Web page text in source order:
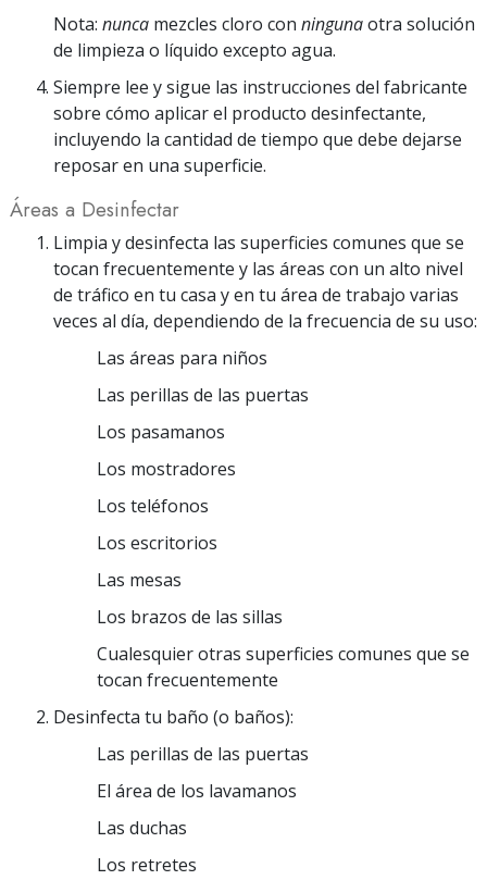
Nota: nunca mezcles cloro con ningunaotra solución
de limpieza o líquido excepto agua.
Siempre lee y sigue las instrucciones del fabricante
sobre cómo aplicar el producto desinfectante,
incluyendo la cantidad de tiempo que debe dejarse
reposar en una superficie.
Áreas a Desinfectar
Limpia y desinfecta las superficies comunes que se
tocan frecuentemente y las áreas con un alto nivel
de tráfico en tu casa y en tu área de trabajo varias
veces al día, dependiendo de la frecuencia de su uso:
Las áreas para niños
Las perillas de las puertas
Los pasamanos
Los mostradores
Los teléfonos
Los escritorios
Las mesas
Los brazos de las sillas
Cualesquier otras superficies comunes que se
tocan frecuentemente
Desinfecta tu baño (o baños):
Las perillas de las puertas
El área de los lavamanos
Las duchas
Los retretes